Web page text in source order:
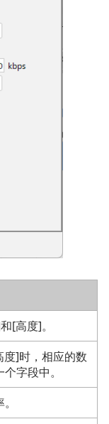
[高度]。
]时，相应的数
字段中。